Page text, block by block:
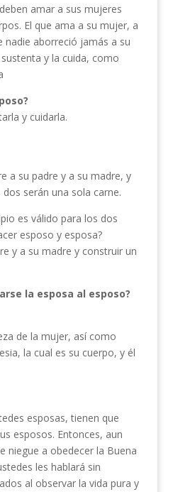
amar a sus mujeres
El que ama a su mujer, a
nadie aborreció jamás a su
y la cuida, como
y cuidarla.
a su padre y a su madre, y
serán una sola carne.
es válido para los dos
esposo y esposa?
y a su madre y construir un
la esposa al esposo?
de la mujer, así como
la cual es su cuerpo, y él
esposas, tienen que
esposos. Entonces, aun
niegue a obedecer la Buena
les hablará sin
al observar la vida pura y